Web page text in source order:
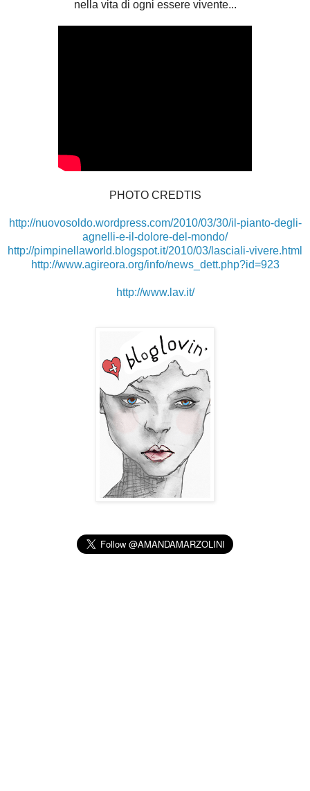
nella vita di ogni essere vivente...
PHOTO CREDTIS
http://nuovosoldo.wordpress.com/2010/03/30/il-pianto-degli-
agnelli-e-il-dolore-del-mondo/
http://pimpinellaworld.blogspot.it/2010/03/lasciali-vivere.html
http://www.agireora.org/info/news_dett.php?id=923
http://www.lav.it/